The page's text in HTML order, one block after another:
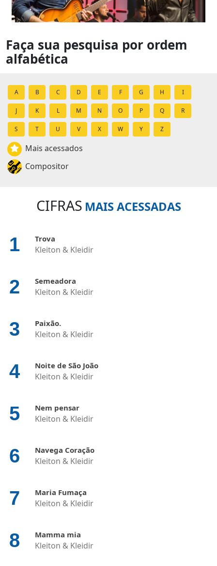
Faça sua pesquisa por ordem
alfabética
A B C D E F G H I
J K L M N O P Q R
S T U V X W Y Z
Mais acessados
Compositor
CIFRAS MAIS ACESSADAS
Trova
Kleiton & Kleidir
Semeadora
Kleiton & Kleidir
Paixão.
Kleiton & Kleidir
Noite de São João
Kleiton & Kleidir
Nem pensar
Kleiton & Kleidir
Navega Coração
Kleiton & Kleidir
Maria Fumaça
Kleiton & Kleidir
Mamma mia
Kleiton & Kleidir